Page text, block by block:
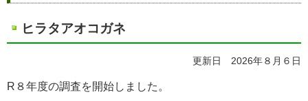
ヒラタアオコガネ
更新日 2026年８月６日
R８年度の調査を開始しました。